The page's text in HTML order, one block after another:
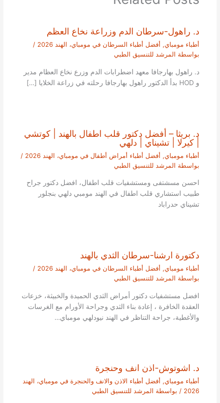
د. راهول-سرطان الدم وزراعة نخاع العظم
أطباء مومباي, أفضل أطباء السرطان في مومباي، الهند 2026
/
بواسطة المرشد للتنسيق الطبي
د. راهول بهارجافا معهد اضطرابات الدم وزرع نخاع العظام مدير
و HOD بدأ الدكتور راهول بهارجافا رحلته في زراعة الخلايا […]
د. بريثا – أفضل دكتور قلب اطفال بالهند | كوتشي
| كيرلا | تشيناي | دلهي
أطباء مومباي, أفضل أطباء أمراض أطفال في مومباي، الهند 2026
/
بواسطة المرشد للتنسيق الطبي
احسن مسشتفى ومستشفيات قلب اطفال، افضل دكتور جراح
طبيب استشاري قلب اطفال في الهند مومبي دلهي بنجلور
تشيناي حدراباد
دكتورة ارشنا-سرطان الثدي بالهند
أطباء مومباي, أفضل أطباء السرطان في مومباي، الهند 2026
/
بواسطة المرشد للتنسيق الطبي
افضل مستشفيات دكتور أمراض الثدي الحميدة والخبيثة، خزعات
العقدة الخافرة ، إعادة بناء الثدي وجراحة الأورام مع الغرسات
والأغطية، جراحة التناظر في الهند نيودلهي مومباي…
د. اشوتوش-اذن انف وحنجرة
أطباء مومباي, أفضل أطباء الاذن والانف والحنجرة في مومباي، الهند
2026 / بواسطة المرشد للتنسيق الطبي